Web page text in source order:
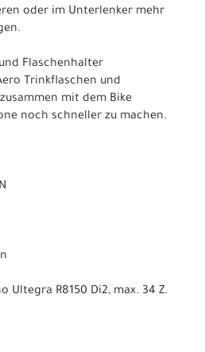
oder im Unterlenker mehr
Flaschenhalter
Trinkflaschen und
mit dem Bike
noch schneller zu machen.
Ultegra R8150 Di2, max. 34 Z.